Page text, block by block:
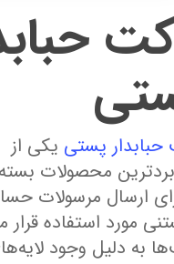
حبابدار پستی یکی از
محصولات
ارسال مرسولات
مورد استفاده قرار
به دلیل وجود